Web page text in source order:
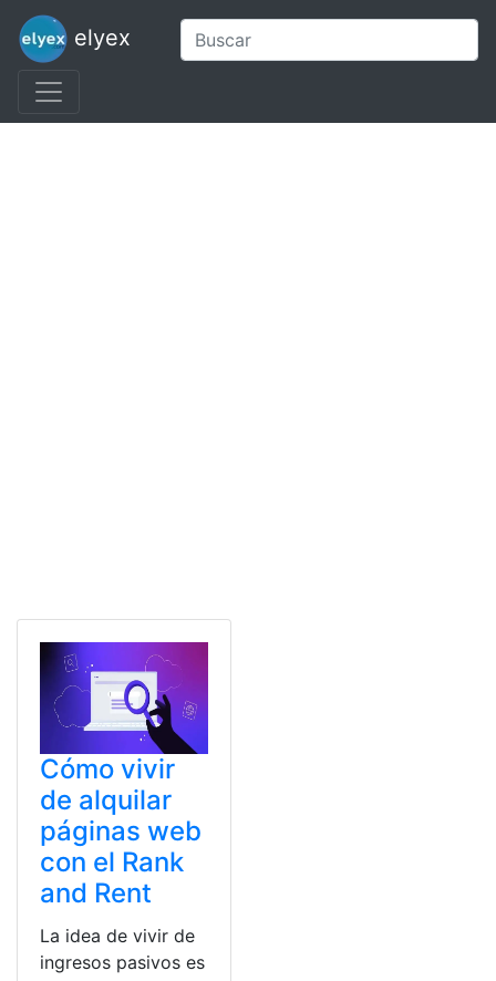
elyex
Cómo vivir
de alquilar
páginas web
con el Rank
and Rent
La idea de vivir de
ingresos pasivos es